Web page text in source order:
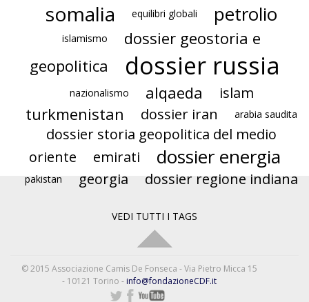
somalia equilibri globali petrolio
islamismo
dossier geostoria e
geopolitica
dossier russia
nazionalismo alqaeda islam
turkmenistan dossier iran arabia saudita
dossier storia geopolitica del medio
oriente
emirati dossier energia
pakistan georgia dossier regione indiana
VEDI TUTTI I TAGS
© 2015 Associazione Camis De Fonseca - Via Pietro Micca 15
- 10121 Torino - info@fondazioneCDF.it